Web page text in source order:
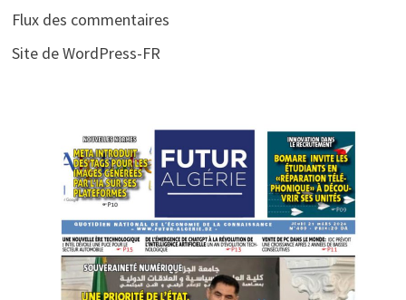
Flux des commentaires
Site de WordPress-FR